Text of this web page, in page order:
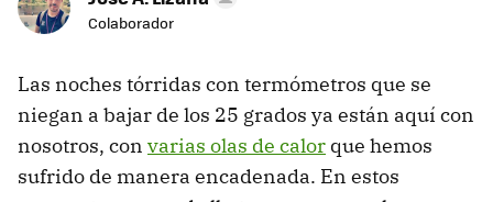
Colaborador
Las noches tórridas con termómetros que se
niegan a bajar de los 25 grados ya están aquí con
nosotros, con varias olas de calor que hemos
sufrido de manera encadenada. En estos